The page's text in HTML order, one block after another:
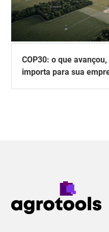
COP30: o que
importa para sua